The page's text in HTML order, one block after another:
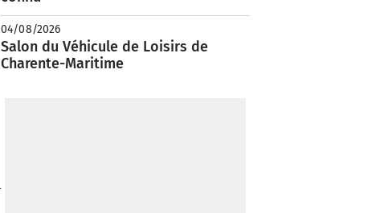
04/08/2026
Salon du Véhicule de Loisirs de
Charente-Maritime